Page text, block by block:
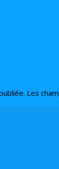
Les